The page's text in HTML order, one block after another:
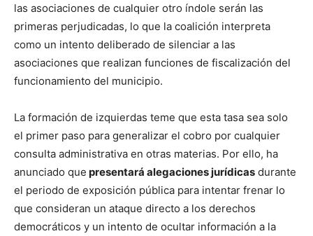
las asociaciones de cualquier otro índole serán las
primeras perjudicadas, lo que la coalición interpreta
como un intento deliberado de silenciar a las
asociaciones que realizan funciones de fiscalización del
funcionamiento del municipio.
La formación de izquierdas teme que esta tasa sea solo
el primer paso para generalizar el cobro por cualquier
consulta administrativa en otras materias. Por ello, ha
anunciado que presentará alegaciones jurídicas durante
el periodo de exposición pública para intentar frenar lo
que consideran un ataque directo a los derechos
democráticos y un intento de ocultar información a la